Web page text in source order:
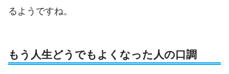
るようですね。
もう人生どうでもよくなった人の口調